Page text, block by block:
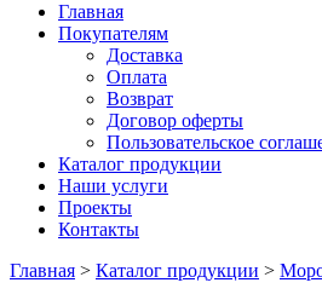
Главная
Покупателям
Доставка
Оплата
Возврат
Договор оферты
Пользовательское
Каталог продукции
Наши услуги
Проекты
Контакты
Главная > Каталог продукции >